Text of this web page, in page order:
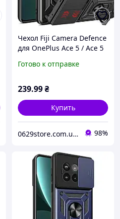
Чехол Fiji Camera Defence
для OnePlus Ace 5 / Ace 5
камеры и подставкой
Готово к отправке
239.99₴
Купить
0629store.com.ua - Интернет магазин чехлов и защитных стекол для смартфонов 98%